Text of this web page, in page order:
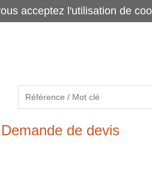
Demande de devis
acceptez l'utilisation de